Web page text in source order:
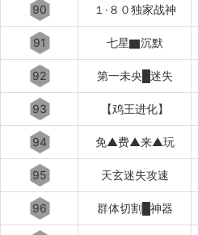
90 １·８０独家战神
91 七星▇沉默
92 第一未央█迷失
93 【鸡王进化】
94 免▲费▲来▲玩
95 天玄迷失攻速
96 群体切割█神器